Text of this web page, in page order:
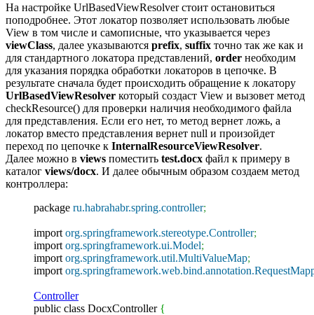
На настройке UrlBasedViewResolver стоит остановиться
поподробнее. Этот локатор позволяет использовать любые
View в том числе и самописные, что указывается через
viewClass, далее указываются prefix, suffix точно так же как и
для стандартного локатора представлений, order необходим
для указания порядка обработки локаторов в цепочке. В
результате сначала будет происходить обращение к локатору
UrlBasedViewResolver который создаст View и вызовет метод
checkResource() для проверки наличия необходимого файла
для представления. Если его нет, то метод вернет ложь, а
локатор вместо представления вернет null и произойдет
переход по цепочке к InternalResourceViewResolver.
Далее можно в views поместить test.docx файл к примеру в
каталог views/docx. И далее обычным образом создаем метод
контроллера:
package ru.habrahabr.spring.controller;
import org.springframework.stereotype.Controller;
import org.springframework.ui.Model;
import org.springframework.util.MultiValueMap;
import
Controller
public class DocxController {